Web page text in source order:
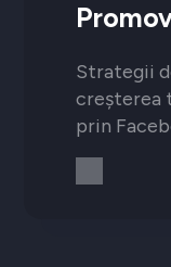
Strategii
creșterea
prin